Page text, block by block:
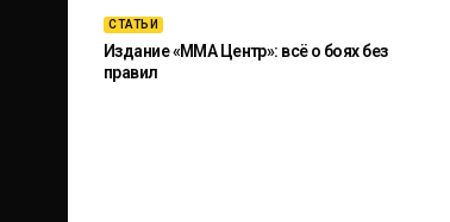
СТАТЬИ
Издание «ММА Центр»: всё о боях без
правил